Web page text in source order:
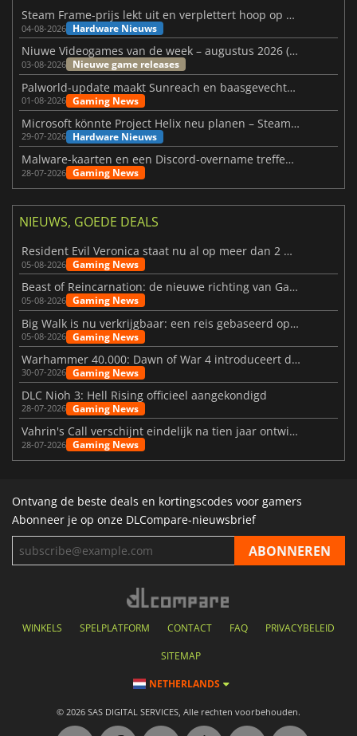
Steam Frame-prijs lekt uit en verplettert hoop op betaalbare VR
04-08-2026 Hardware Nieuws
Niuwe Videogames van de week – augustus 2026 (week 32)
03-08-2026 Nieuwe game releases
Palworld-update maakt Sunreach en baasgevechten stabieler
01-08-2026 Gaming News
Microsoft könnte Project Helix neu planen – Steam-Support wackelt
29-07-2026 Hardware Nieuws
Malware-kaarten en een Discord-overname treffen Meccha Chameleon
28-07-2026 Gaming News
NIEUWS, GOEDE DEALS
Resident Evil Veronica staat nu al op meer dan 2 miljoen verlanglijstjes
05-08-2026 Gaming News
Beast of Reincarnation: de nieuwe richting van Game Freak
05-08-2026 Gaming News
Big Walk is nu verkrijgbaar: een reis gebaseerd op vriendschap
05-08-2026 Gaming News
Warhammer 40.000: Dawn of War 4 introduceert de Necron-factie
30-07-2026 Gaming News
DLC Nioh 3: Hell Rising officieel aangekondigd
28-07-2026 Gaming News
Vahrin's Call verschijnt eindelijk na tien jaar ontwikkeling
28-07-2026 Gaming News
Ontvang de beste deals en kortingscodes voor gamers
Abonneer je op onze DLCompare-nieuwsbrief
WINKELS SPELPLATFORM CONTACT FAQ PRIVACYBELEID
SITEMAP
NETHERLANDS
© 2026 SAS DIGITAL SERVICES, Alle rechten voorbehouden.